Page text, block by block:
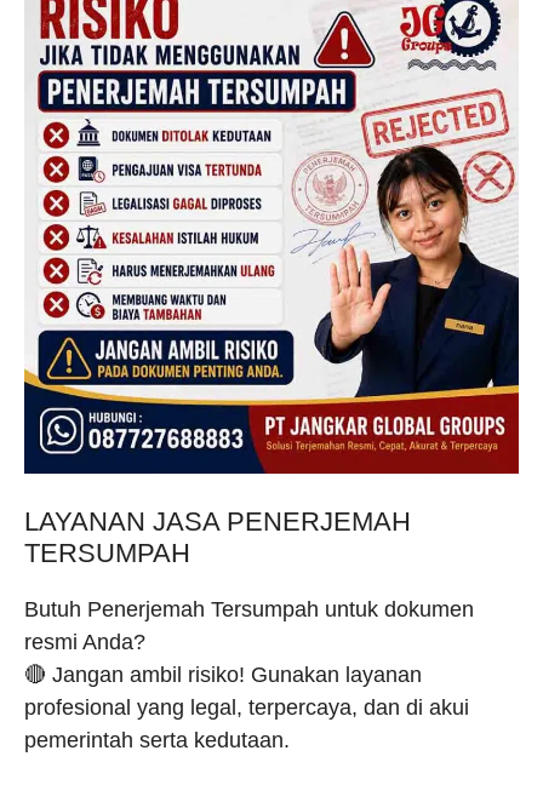
LAYANAN JASA PENERJEMAH
TERSUMPAH
Butuh Penerjemah Tersumpah untuk dokumen
resmi Anda?
🔴 Jangan ambil risiko! Gunakan layanan
profesional yang legal, terpercaya, dan di akui
pemerintah serta kedutaan.